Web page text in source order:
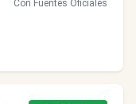
Con Fuentes Oficiales